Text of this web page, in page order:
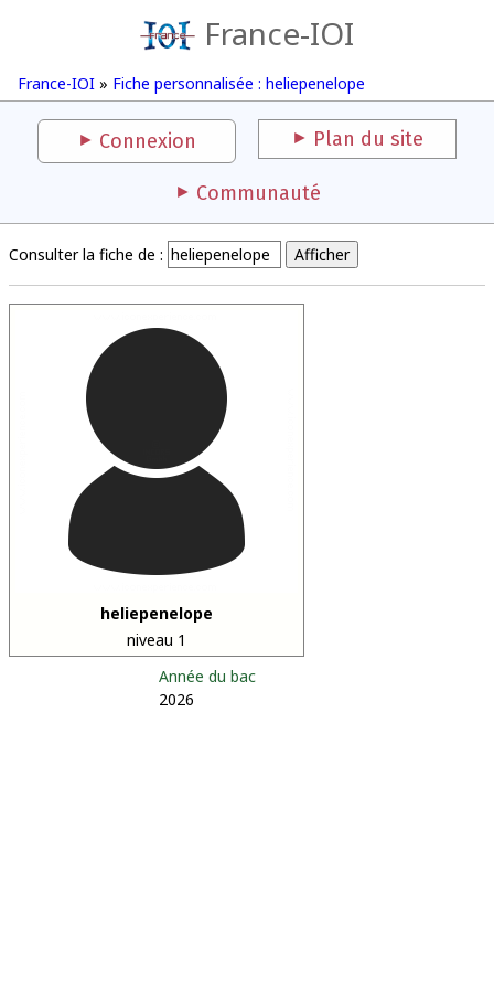
France-IOI
France-IOI » Fiche personnalisée : heliepenelope
Connexion Plan du site
Communauté
Consulter la fiche de :
heliepenelope
niveau 1
Année du bac
2026